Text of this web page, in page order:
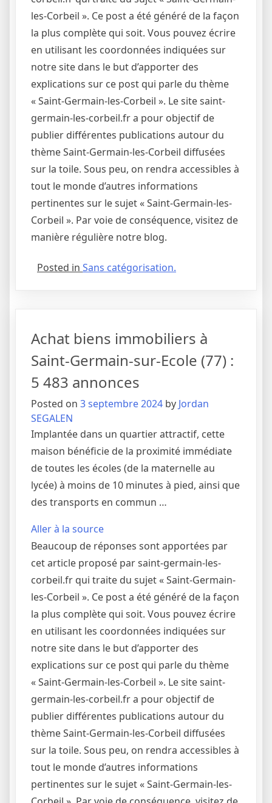
les-Corbeil ». Ce post a été généré de la façon
la plus complète qui soit. Vous pouvez écrire
en utilisant les coordonnées indiquées sur
notre site dans le but d’apporter des
explications sur ce post qui parle du thème
« Saint-Germain-les-Corbeil ». Le site saint-
germain-les-corbeil.fr a pour objectif de
publier différentes publications autour du
thème Saint-Germain-les-Corbeil diffusées
sur la toile. Sous peu, on rendra accessibles à
tout le monde d’autres informations
pertinentes sur le sujet « Saint-Germain-les-
Corbeil ». Par voie de conséquence, visitez de
manière régulière notre blog.
Posted in Sans catégorisation.
Achat biens immobiliers à
Saint-Germain-sur-Ecole (77) :
5 483 annonces
Posted on 3 septembre 2024 by Jordan
SEGALEN
Implantée dans un quartier attractif, cette
maison bénéficie de la proximité immédiate
de toutes les écoles (de la maternelle au
lycée) à moins de 10 minutes à pied, ainsi que
des transports en commun …
Aller à la source
Beaucoup de réponses sont apportées par
cet article proposé par saint-germain-les-
corbeil.fr qui traite du sujet « Saint-Germain-
les-Corbeil ». Ce post a été généré de la façon
la plus complète qui soit. Vous pouvez écrire
en utilisant les coordonnées indiquées sur
notre site dans le but d’apporter des
explications sur ce post qui parle du thème
« Saint-Germain-les-Corbeil ». Le site saint-
germain-les-corbeil.fr a pour objectif de
publier différentes publications autour du
thème Saint-Germain-les-Corbeil diffusées
sur la toile. Sous peu, on rendra accessibles à
tout le monde d’autres informations
pertinentes sur le sujet « Saint-Germain-les-